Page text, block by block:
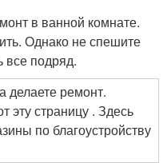
в ванной комнате.
Однако не спешите
все подряд.
делаете ремонт.
эту страницу . Здесь
по благоустройству